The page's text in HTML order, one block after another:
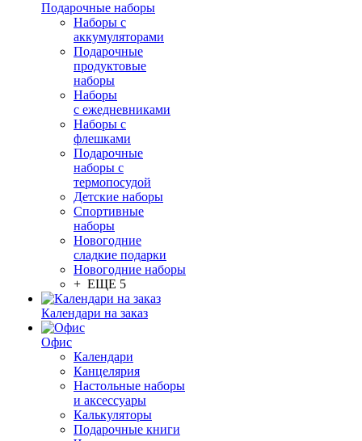
Подарочные наборы
Наборы с
аккумуляторами
Подарочные
продуктовые
наборы
Наборы
с ежедневниками
Наборы с
флешками
Подарочные
наборы с
термопосудой
Детские наборы
Спортивные
наборы
Новогодние
сладкие подарки
Новогодние наборы
+ ЕЩЕ 5
Календари на заказ
Офис
Календари
Канцелярия
Настольные наборы
и аксессуары
Калькуляторы
Подарочные книги